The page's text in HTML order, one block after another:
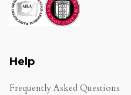
Help
Frequently Asked Questions